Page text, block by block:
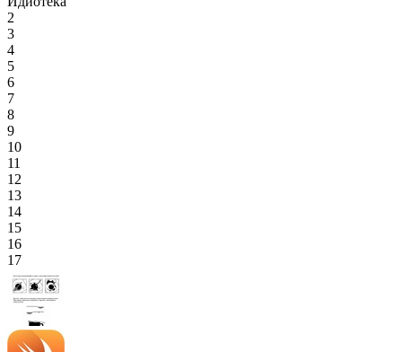
2
3
4
5
6
7
8
9
10
11
12
13
14
15
16
17